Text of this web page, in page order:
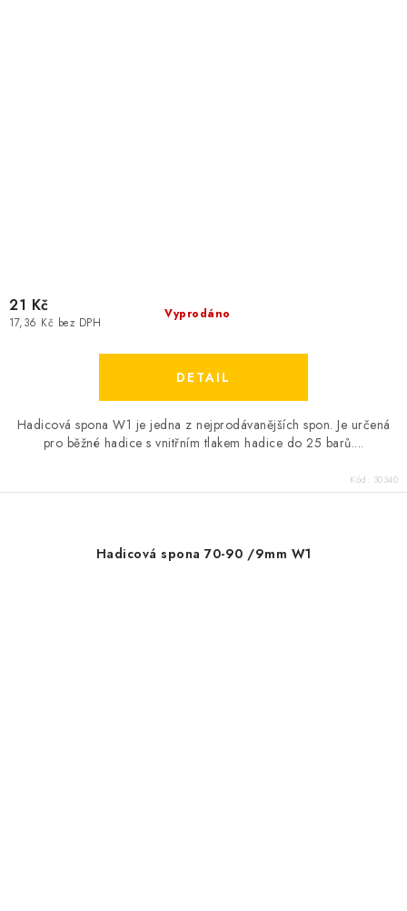
Vyprodáno
17,36 Kč bez DPH
21 Kč
Hadicová spona W1 je jedna z nejprodávanějších spon. Je určená
pro běžné hadice s vnitřním tlakem hadice do 25 barů....
Kód: 30340
Hadicová spona 70-90 /9mm W1